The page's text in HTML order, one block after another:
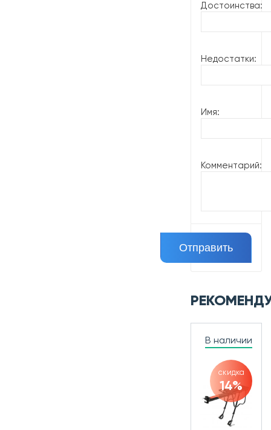
Достоинства:
Недостатки:
Имя:
Комментарий:
В наличии
скидка
14%